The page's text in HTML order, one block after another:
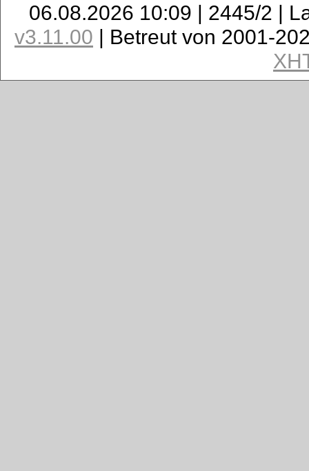
06.08.2026 10:09 | 2445/2 |
v3.11.00 | Betreut von 2001-